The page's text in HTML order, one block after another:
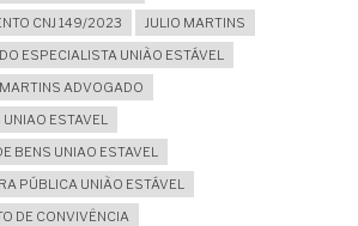
CNJ 149/2023
JULIO MARTINS
ESPECIALISTA UNIÃO ESTÁVEL
ADVOGADO
ESTAVEL
BENS UNIAO ESTAVEL
PÚBLICA UNIÃO ESTÁVEL
DE CONVIVÊNCIA